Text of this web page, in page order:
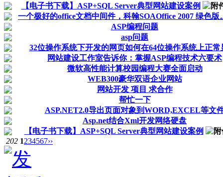
【电子书下载】ASP+SQL Server典型网站建设案例
一个极好的office文档中间件，科翰SOAOffice 2007 绿色版
ASP编程问题
asp问题
32位操作系统下开发的网页如何在64位操作系统上正常
网站建设工作室告诉你：掌握ASP编程技术六要术
微软高性能计算校园编程大赛全面启动
WEB300豪华双语企业网站
网站开发 项目 求合作
帮忙一下
ASP.NET2.0导出页面对象到WORD,EXCEL等文
Asp.net结合Xml开发网络硬盘
【电子书下载】ASP+SQL Server典型网站建设案例
202 1234567››